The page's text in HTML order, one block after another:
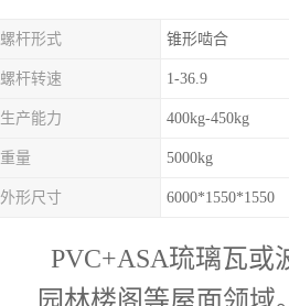
螺杆形式 锥形啮合
螺杆转速 1-36.9
生产能力 400kg-450kg
重量 5000kg
外形尺寸 6000*1550*1550
PVC+ASA琉璃瓦或